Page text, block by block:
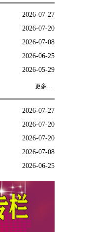
2026-07-27
2026-07-20
2026-07-08
2026-06-25
2026-05-29
更多…
2026-07-27
2026-07-20
2026-07-20
2026-07-08
2026-06-25